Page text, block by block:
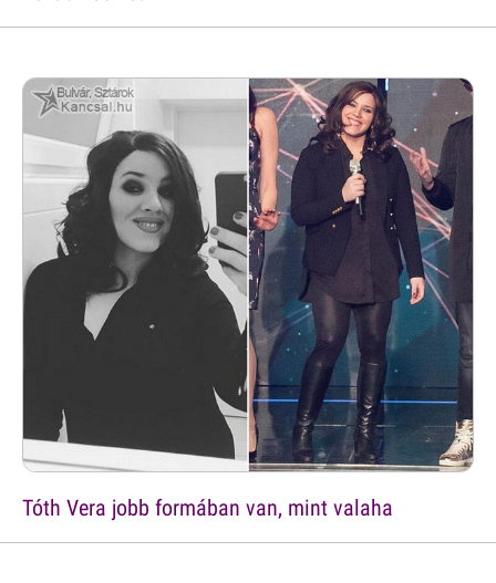
Tóth Vera jobb formában van, mint valaha